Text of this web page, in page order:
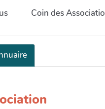
Coin des